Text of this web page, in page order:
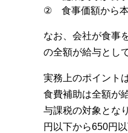
②
食事価額から
なお、会社が食事
の全額が給与とし
実務上のポイント
食費補助は全額が
与課税の対象とな
円以下から650円